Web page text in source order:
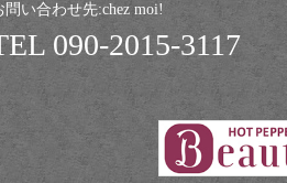
問い合わせ先:chez moi!
090-2015-3117